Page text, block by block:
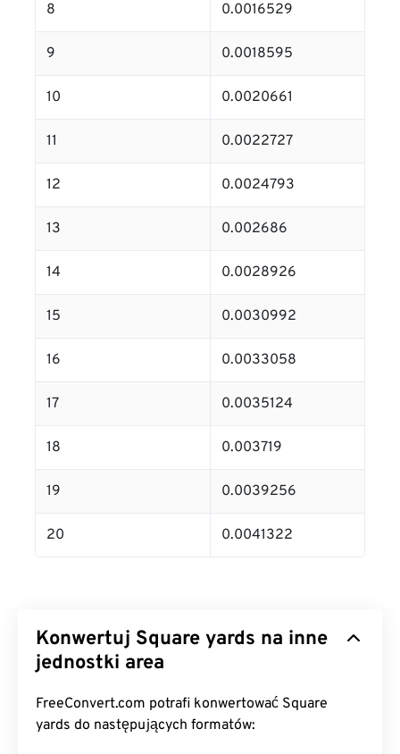
8 0.0016529
9 0.0018595
10 0.0020661
11 0.0022727
12 0.0024793
13 0.002686
14 0.0028926
15 0.0030992
16 0.0033058
17 0.0035124
18 0.003719
19 0.0039256
20 0.0041322
Konwertuj Square yards na inne
jednostki area
FreeConvert.com potrafi konwertować Square
yards do następujących formatów: